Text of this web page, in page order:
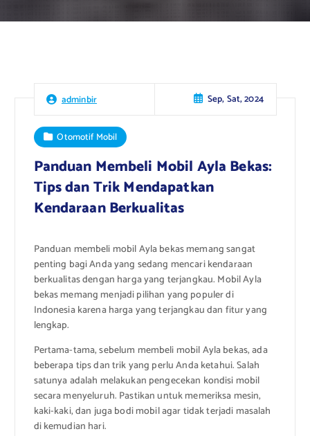
adminbir Sep, Sat, 2024
Otomotif Mobil
Panduan Membeli Mobil Ayla Bekas:
Tips dan Trik Mendapatkan
Kendaraan Berkualitas
Panduan membeli mobil Ayla bekas memang sangat
penting bagi Anda yang sedang mencari kendaraan
berkualitas dengan harga yang terjangkau. Mobil Ayla
bekas memang menjadi pilihan yang populer di
Indonesia karena harga yang terjangkau dan fitur yang
lengkap.
Pertama-tama, sebelum membeli mobil Ayla bekas, ada
beberapa tips dan trik yang perlu Anda ketahui. Salah
satunya adalah melakukan pengecekan kondisi mobil
secara menyeluruh. Pastikan untuk memeriksa mesin,
kaki-kaki, dan juga bodi mobil agar tidak terjadi masalah
di kemudian hari.